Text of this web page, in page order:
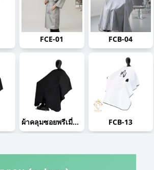
FCE-01 FCB-04
ผ้าคลุมซอยพรีเมี่ยม-ไม่มีโลโก้ (สีดำ) FCB-13